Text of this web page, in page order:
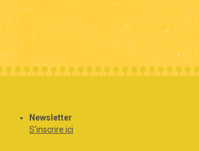
Newsletter
S'inscrire ici